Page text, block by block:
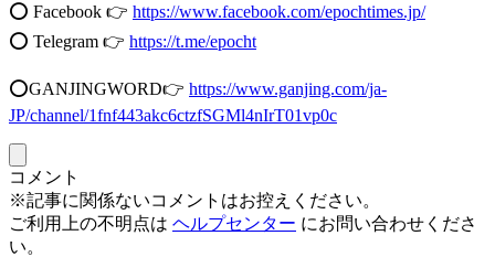
⭕️ Facebook 👉 https://www.facebook.com/epochtimes.jp/
⭕️ Telegram 👉 https://t.me/epocht
⭕️GANJINGWORD👉 https://www.ganjing.com/ja-
JP/channel/1fnf443akc6ctzfSGMl4nIrT01vp0c
コメント
※記事に関係ないコメントはお控えください。
ご利用上の不明点は ヘルプセンター にお問い合わせくださ
い。